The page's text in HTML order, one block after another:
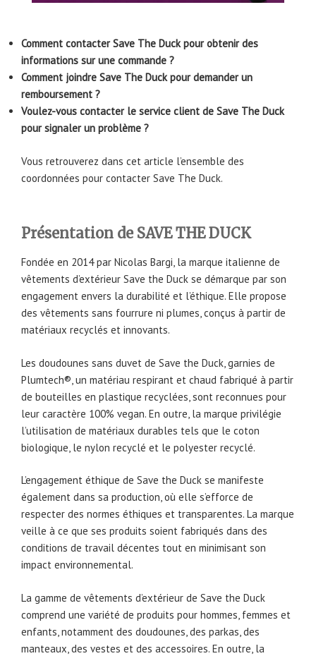
Comment contacter Save The Duck pour obtenir des
informations sur une commande ?
Comment joindre Save The Duck pour demander un
remboursement ?
Voulez-vous contacter le service client de Save The Duck
pour signaler un problème ?
Vous retrouverez dans cet article l’ensemble des
coordonnées pour contacter Save The Duck.
Présentation de SAVE THE DUCK
Fondée en 2014 par Nicolas Bargi, la marque italienne de
vêtements d’extérieur Save the Duck se démarque par son
engagement envers la durabilité et l’éthique. Elle propose
des vêtements sans fourrure ni plumes, conçus à partir de
matériaux recyclés et innovants.
Les doudounes sans duvet de Save the Duck, garnies de
Plumtech®, un matériau respirant et chaud fabriqué à partir
de bouteilles en plastique recyclées, sont reconnues pour
leur caractère 100% vegan. En outre, la marque privilégie
l’utilisation de matériaux durables tels que le coton
biologique, le nylon recyclé et le polyester recyclé.
L’engagement éthique de Save the Duck se manifeste
également dans sa production, où elle s’efforce de
respecter des normes éthiques et transparentes. La marque
veille à ce que ses produits soient fabriqués dans des
conditions de travail décentes tout en minimisant son
impact environnemental.
La gamme de vêtements d’extérieur de Save the Duck
comprend une variété de produits pour hommes, femmes et
enfants, notamment des doudounes, des parkas, des
manteaux, des vestes et des accessoires. En outre, la